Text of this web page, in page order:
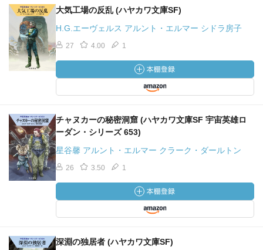
大気工場の反乱 (ハヤカワ文庫SF)
H.G.エーヴェルス アルント・エルマー シドラ房子
27 4.00 1
チャヌカーの秘密洞窟 (ハヤカワ文庫SF 宇宙英雄ロ
ーダン・シリーズ 653)
星谷馨 アルント・エルマー クラーク・ダールトン
26 3.50 1
深淵の独居者 (ハヤカワ文庫SF)